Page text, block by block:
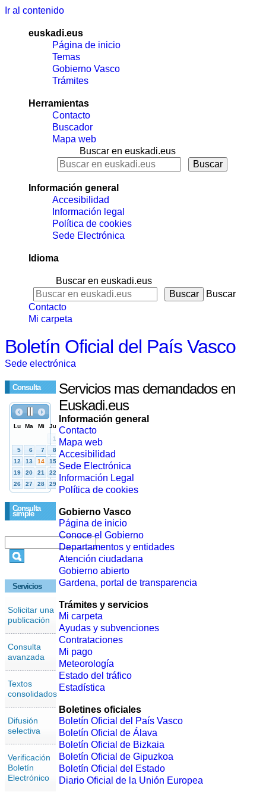
Ir al contenido
euskadi.eus
Página de inicio
Temas
Gobierno Vasco
Trámites
Herramientas
Contacto
Buscador
Mapa web
Buscar en euskadi.eus
Información general
Accesibilidad
Información legal
Política de cookies
Sede Electrónica
Idioma
Buscar en euskadi.eus
Buscar
Contacto
Mi carpeta
Boletín Oficial del País Vasco
Sede electrónica
Consulta
Consulta
simple
Servicios
Solicitar una
publicación
Consulta
avanzada
Textos
consolidados
Difusión
selectiva
Verificación
Boletín
Electrónico
Servicios mas demandados en
Euskadi.eus
Información general
Contacto
Mapa web
Accesibilidad
Sede Electrónica
Información Legal
Política de cookies
Gobierno Vasco
Página de inicio
Conoce el Gobierno
Departamentos y entidades
Atención ciudadana
Gobierno abierto
Gardena, portal de transparencia
Trámites y servicios
Mi carpeta
Ayudas y subvenciones
Contrataciones
Mi pago
Meteorología
Estado del tráfico
Estadística
Boletines oficiales
Boletín Oficial del País Vasco
Boletín Oficial de Álava
Boletín Oficial de Bizkaia
Boletín Oficial de Gipuzkoa
Boletín Oficial del Estado
Diario Oficial de la Unión Europea